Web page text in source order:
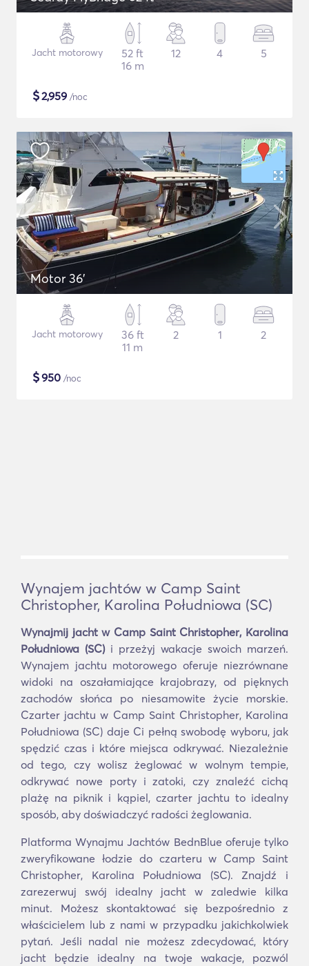
Jacht motorowy
52 ft
16 m
12 4 5
$2,959 /noc
Motor 36'
Jacht motorowy
36 ft
11 m
2 1 2
$950 /noc
Wynajem jachtów w Camp Saint
Christopher, Karolina Południowa (SC)
Wynajmij jacht w Camp Saint Christopher, Karolina
Południowa (SC)i przeżyj wakacje swoich marzeń.
Wynajem jachtu motorowego oferuje niezrównane
widoki na oszałamiające krajobrazy, od pięknych
zachodów słońca po niesamowite życie morskie.
Czarter jachtu w Camp Saint Christopher, Karolina
Południowa (SC) daje Ci pełną swobodę wyboru, jak
spędzić czas i które miejsca odkrywać. Niezależnie
od tego, czy wolisz żeglować w wolnym tempie,
odkrywać nowe porty i zatoki, czy znaleźć cichą
plażę na piknik i kąpiel, czarter jachtu to idealny
sposób, aby doświadczyć radości żeglowania.
Platforma Wynajmu Jachtów BednBlue oferuje tylko
zweryfikowane łodzie do czarteru w Camp Saint
Christopher, Karolina Południowa (SC). Znajdź i
zarezerwuj swój idealny jacht w zaledwie kilka
minut. Możesz skontaktować się bezpośrednio z
właścicielem lub z nami w przypadku jakichkolwiek
pytań. Jeśli nadal nie możesz zdecydować, który
jacht będzie idealny na twoje wakacje, pozwól